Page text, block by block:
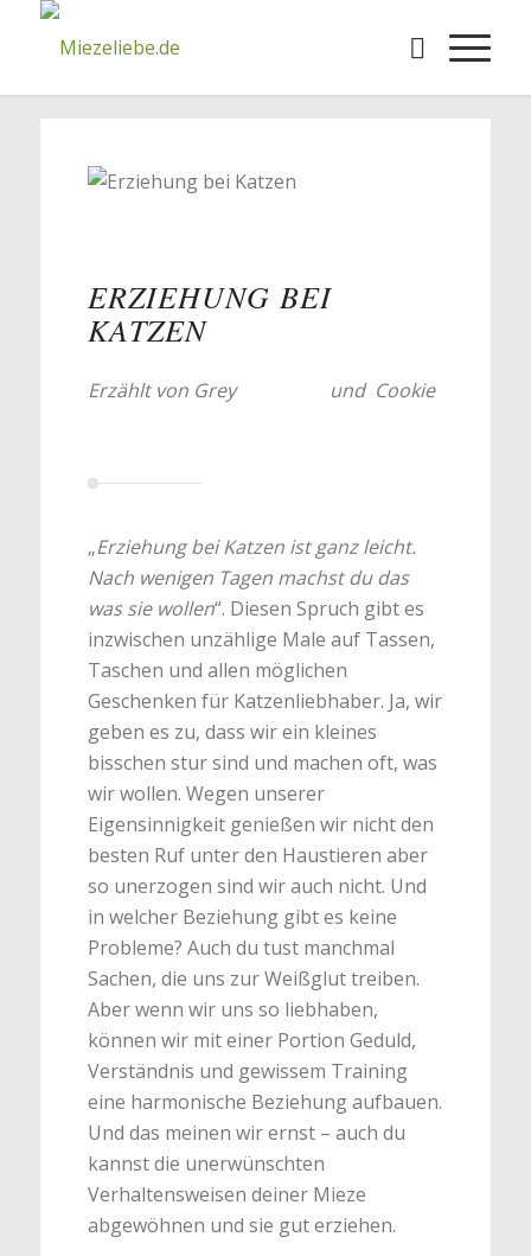
ERZIEHUNG BEI
KATZEN
Erzählt von Grey und Cookie
„Erziehung bei Katzen ist ganz leicht.
Nach wenigen Tagen machst du das
was sie wollen“. Diesen Spruch gibt es
inzwischen unzählige Male auf Tassen,
Taschen und allen möglichen
Geschenken für Katzenliebhaber. Ja, wir
geben es zu, dass wir ein kleines
bisschen stur sind und machen oft, was
wir wollen. Wegen unserer
Eigensinnigkeit genießen wir nicht den
besten Ruf unter den Haustieren aber
so unerzogen sind wir auch nicht. Und
in welcher Beziehung gibt es keine
Probleme? Auch du tust manchmal
Sachen, die uns zur Weißglut treiben.
Aber wenn wir uns so liebhaben,
können wir mit einer Portion Geduld,
Verständnis und gewissem Training
eine harmonische Beziehung aufbauen.
Und das meinen wir ernst – auch du
kannst die unerwünschten
Verhaltensweisen deiner Mieze
abgewöhnen und sie gut erziehen.